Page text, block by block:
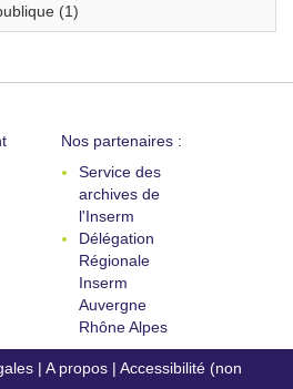
(1)
Nos partenaires :
Service des
archives de
l'Inserm
Délégation
Régionale
Inserm
Auvergne
Rhône Alpes
| A propos | Accessibilité (non